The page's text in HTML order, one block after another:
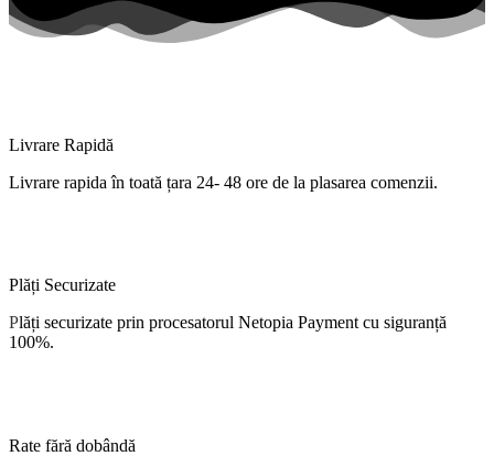
Livrare Rapidă
Livrare rapida în toată țara 24- 48 ore de la plasarea comenzii.
Plăți Securizate
Plăți securizate prin procesatorul Netopia Payment cu siguranță
100%.
Rate fără dobândă